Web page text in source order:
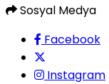
Sosyal Medya
Facebook
Instagram